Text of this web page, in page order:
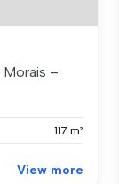
Morais –
117 m²
View more